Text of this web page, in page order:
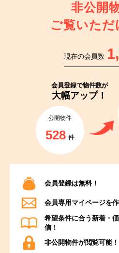
非公開
ご覧いただ
現在の会員数
会員登録で物件数が
大幅アップ！
公開物件
528 件
会員登録は無料！
会員専用マイページを作
希望条件に合う新着・
信！
非公開物件が閲覧可能！